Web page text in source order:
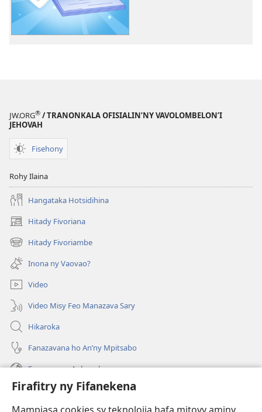
Firafitry ny Fifanekena
JW.ORG® / TRANONKALA OFISIALIN’NY VAVOLOMBELON’I
JEHOVAH
Fisehony
Rohy Ilaina
Hangataka Hotsidihina
Hitady Fivoriana
(manokatra
rohy) Hitady Fivoriambe
(manokatra
rohy) Inona ny Vaovao?
Video
Video Misy Feo Manazava Sary
Hikaroka
Fanazavana ho An’ny Mpitsabo
Fanazavana Ankapobeny
Fanampiana